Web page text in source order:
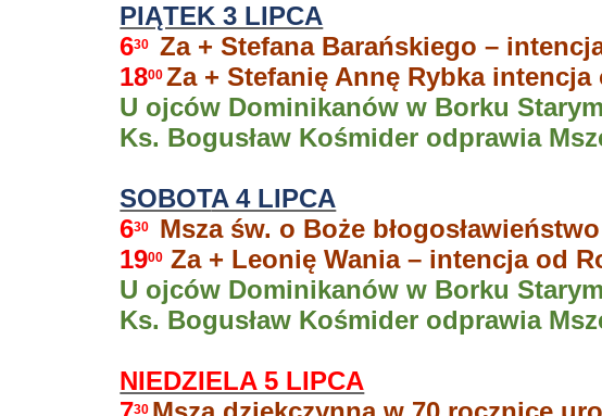
PIĄTEK 3 LIPCA
630
Za + Stefana Barańskiego –
1800 Za + Stefanię Annę Rybka
U ojców Dominikanów w Borku
Ks. Bogusław Kośmider odprawia
SOBOTA 4 LIPCA
630
Msza św. o Boże
1900 Za + Leonię Wania – intencja od
U ojców Dominikanów w Borku
Ks. Bogusław Kośmider odprawia
NIEDZIELA 5 LIPCA
30